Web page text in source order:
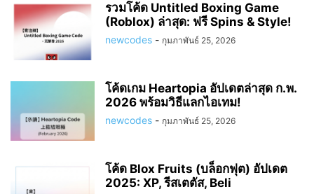
รวมโค้ด Untitled Boxing Game
(Roblox) ล่าสุด: ฟรี Spins & Style!
newcodes - กุมภาพันธ์ 25, 2026
โค้ดเกม Heartopia อัปเดตล่าสุด ก.พ.
2026 พร้อมวิธีแลกไอเทม!
newcodes - กุมภาพันธ์ 25, 2026
โค้ด Blox Fruits (บล็อกฟุต) อัปเดต
2025: XP, รีสเตตัส, Beli